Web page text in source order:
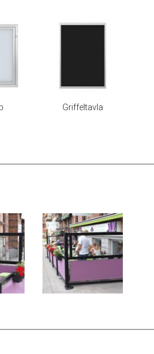
Griffeltavla